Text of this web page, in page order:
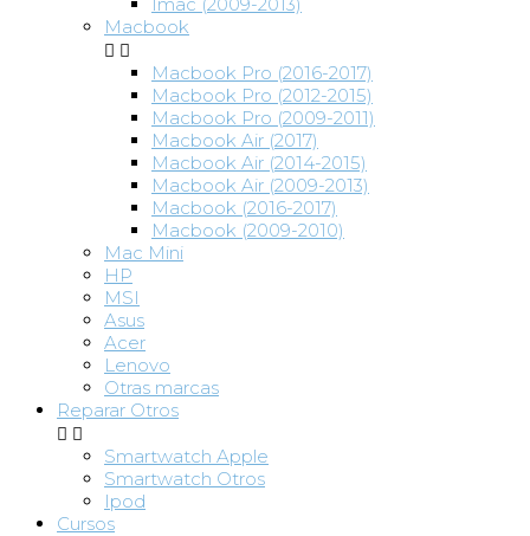
Macbook
 
Macbook Pro (2016-2017)
Macbook Pro (2012-2015)
Macbook Pro (2009-2011)
Macbook Air (2017)
Macbook Air (2014-2015)
Macbook Air (2009-2013)
Macbook (2016-2017)
Macbook (2009-2010)
Mac Mini
HP
MSI
Asus
Acer
Lenovo
Otras marcas
Reparar Otros
 
Smartwatch Apple
Smartwatch Otros
Ipod
Cursos